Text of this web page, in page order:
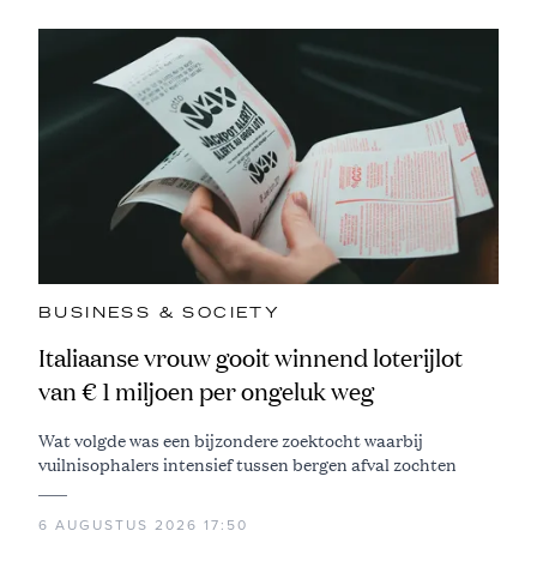
BUSINESS & SOCIETY
Italiaanse vrouw gooit winnend loterijlot
van € 1 miljoen per ongeluk weg
Wat volgde was een bijzondere zoektocht waarbij
vuilnisophalers intensief tussen bergen afval zochten
6 AUGUSTUS 2026 17:50